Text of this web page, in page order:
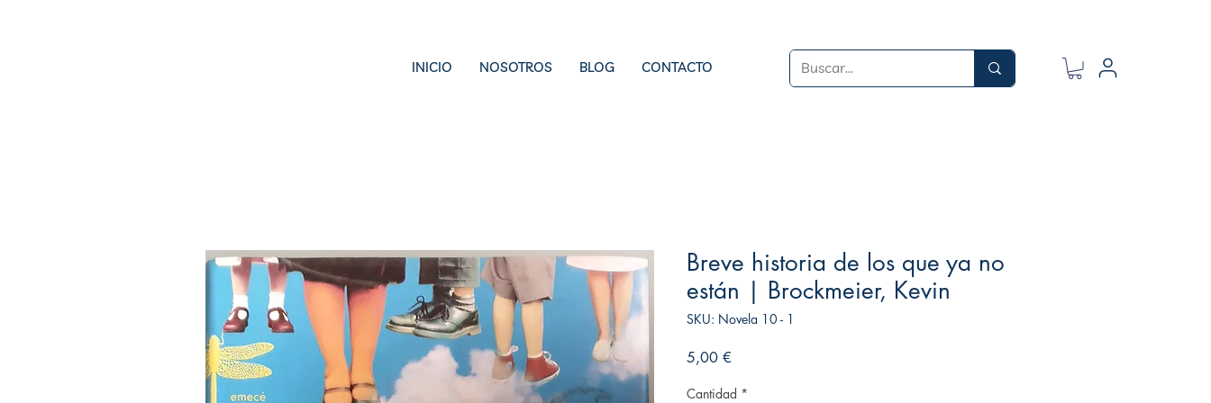
INICIO NOSOTROS BLOG CONTACTO
Breve historia de los que ya no
están | Brockmeier, Kevin
SKU: Novela 10 - 1
5,00 €
Cantidad *